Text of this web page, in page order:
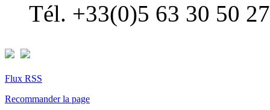
Tél. +33(0)5 63 30 50 27
Flux RSS
Recommander la page